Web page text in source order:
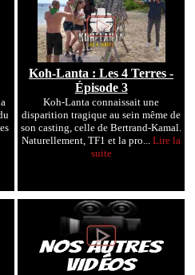
Koh-Lanta : Les 4 Terres -
Épisode 3
Koh-Lanta connaissait une
disparition tragique au sein même de
son casting, celle de Bertrand-Kamal.
Naturellement, TF1 et la pro...Lire la
suite